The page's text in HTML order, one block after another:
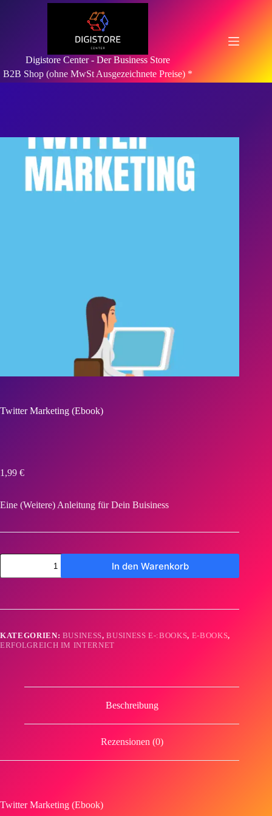
Digistore Center - Der Business Store
B2B Shop (ohne MwSt Ausgezeichnete Preise) *
Twitter Marketing (Ebook)
1,99 €
Eine (Weitere) Anleitung für Dein Buisiness
Twitter
(Ebook)
In den Warenkorb
KATEGORIEN: BUSINESS,BUSINESS E-:BOOKS, E-BOOKS,
ERFOLGREICH IM INTERNET
Beschreibung
Rezensionen (0)
Twitter Marketing (Ebook)